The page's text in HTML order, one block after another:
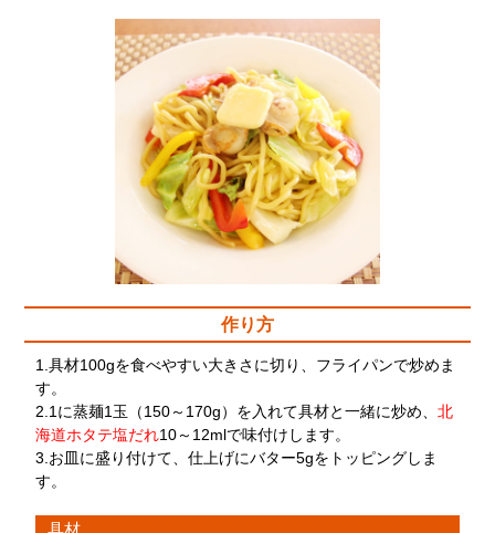
作り方
1.具材100gを食べやすい大きさに切り、フライパンで炒めま
す。
2.1に蒸麺1玉（150～170g）を入れて具材と一緒に炒め、北
海道ホタテ塩だれ10～12mlで味付けします。
3.お皿に盛り付けて、仕上げにバター5gをトッピングしま
す。
具材